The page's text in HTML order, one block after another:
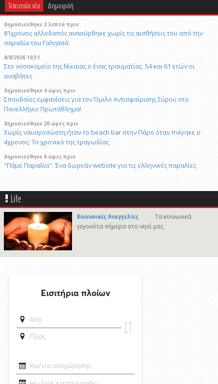
Τελευταία νέα Δημοφιλή
δημοσιεύθηκε 2 λεπτά πριν
81χρονος αλλοδαπός ανασύρθηκε χωρίς τις αισθήσεις του από την
παραλία του Γαλησσά
8/8/2026 10:31
Στο νοσοκομείο της Νίκαιας ο ένας τραυματίας. 54 και 61 ετών οι
αναβάτες
δημοσιεύθηκε 4 ώρες πριν
Σπουδαίες εμφανίσεις για τον Όμιλο Αντισφαίρισης Σύρου στο
Πανελλήνιο Πρωτάθλημα!
δημοσιεύθηκε 20 ώρες πριν
Χωρίς ναυαγοσώστη ήταν το beach bar στην Πάρο όταν πνίγηκε ο
4χρονος: Το χρονικό της τραγωδίας
δημοσιεύθηκε 6 ώρες πριν
"Πάμε Παραλία". Ένα δωρεάν website για τις ελληνικές παραλίες
Παρασκευαΐδου για τη στήριξη της Φιλαρμονικής Ορχήστρας
δημοσιεύθηκε 6 ώρες πριν
Νηστεία, προσευχή και πίστη: Τα κλειδιά της απομάκρυνσης των
πονηρών πνευμάτων (Ματθ. 17, 14-23)
8/8/2026 13:25
Νάξος: Το μοναδικό νησί των Κυκλάδων χωρίς προστασία από τις
ανεμογεννήτριες — Γιατί;
Μυστήριο 3.500 ετών στη Σαντορίνη: Ο 15χρονος που δεν πρόλαβε να
ξεφύγει από το τσουνάμι μπορεί ν' αλλάξει τη χρονολογία της μεγάλης
έκρηξης
Life
Κοινωνικές Αναγγελίες
Τα κοινωνικά
γεγονότα σήμερα στο νησί μας